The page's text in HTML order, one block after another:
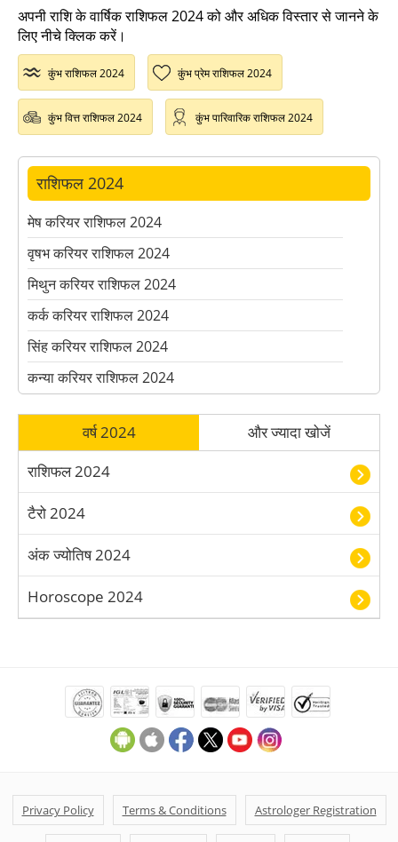
अपनी राशि के वार्षिक राशिफल 2024 को और अधिक विस्तार से जानने के
लिए नीचे क्लिक करें।
कुंभ राशिफल 2024 कुंभ प्रेम राशिफल 2024
कुंभ वित्त राशिफल 2024 कुंभ पारिवारिक राशिफल 2024
राशिफल 2024
मेष करियर राशिफल 2024
वृषभ करियर राशिफल 2024
मिथुन करियर राशिफल 2024
कर्क करियर राशिफल 2024
सिंह करियर राशिफल 2024
कन्या करियर राशिफल 2024
वृश्चिक करियर राशिफल 2024
धनु करियर राशिफल 2024
मकर करियर राशिफल 2024
मीन करियर राशिफल 2024
वर्ष 2024
और ज्यादा खोजें
राशिफल 2024
टैरो 2024
अंक ज्योतिष 2024
Horoscope 2024
Privacy Policy Terms & Conditions Astrologer Registration